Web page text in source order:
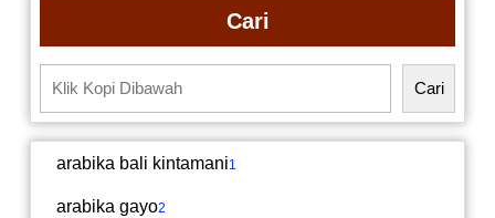
Cari
Cari
arabika bali kintamani1
arabika gayo2